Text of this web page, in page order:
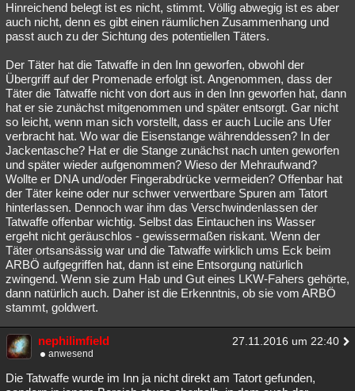
Übersichten
Teilgenommen Alle
Lesenswert Schlüsselwörter
Hinreichend belegt ist es nicht, stimmt. Völlig abwegig ist es aber
auch nicht, denn es gibt einen räumlichen Zusammenhang und
passt auch zu der Sichtung des potentiellen Täters.
Der Täter hat die Tatwaffe in den Inn geworfen, obwohl der
Übergriff auf der Promenade erfolgt ist. Angenommen, dass der
Täter die Tatwaffe nicht von dort aus in den Inn geworfen hat, dann
hat er sie zunächst mitgenommen und später entsorgt. Gar nicht
so leicht, wenn man sich vorstellt, dass er auch Lucile ans Ufer
verbracht hat. Wo war die Eisenstange währenddessen? In der
Jackentasche? Hat er die Stange zunächst nach unten geworfen
und später wieder aufgenommen? Wieso der Mehraufwand?
Wollte er DNA und/oder Fingerabdrücke vermeiden? Offenbar hat
der Täter keine oder nur schwer verwertbare Spuren am Tatort
hinterlassen. Dennoch war ihm das Verschwindenlassen der
Tatwaffe offenbar wichtig. Selbst das Eintauchen ins Wasser
ergeht nicht geräuschlos - gewissermaßen riskant. Wenn der
Täter ortsansässig war und die Tatwaffe wirklich ums Eck beim
ARBÖ aufgegriffen hat, dann ist eine Entsorgung natürlich
zwingend. Wenn sie zum Hab und Gut eines LKW-Fahers gehörte,
dann natürlich auch. Daher ist die Erkenntnis, ob sie vom ARBÖ
stammt, goldwert.
nephilimfield 27.11.2016 um 22:40
anwesend
Die Tatwaffe wurde im Inn ja nicht direkt am Tatort gefunden,